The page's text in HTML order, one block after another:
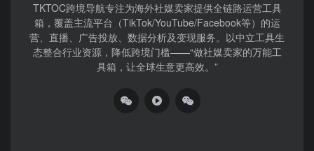
TKTOC跨境导航​专注为海外社媒卖家提供全链路运营工具
箱，覆盖主流平台（TikTok/YouTube/Facebook等）​的运
营、直播、广告投放、数据分析及变现服务。以中立工具生
态整合行业资源，降低跨境门槛——“做社媒卖家的万能工
具箱，让全球生意更高效。”